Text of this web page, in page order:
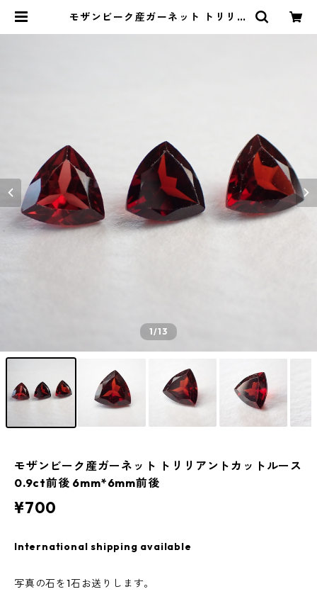
モザンビーク産ガーネット トリリア
1/13
モザンビーク産ガーネット トリリアントカットルース
0.9ct前後 6mm*6mm前後
¥700
International shipping available
写真の石を1石お送りします。